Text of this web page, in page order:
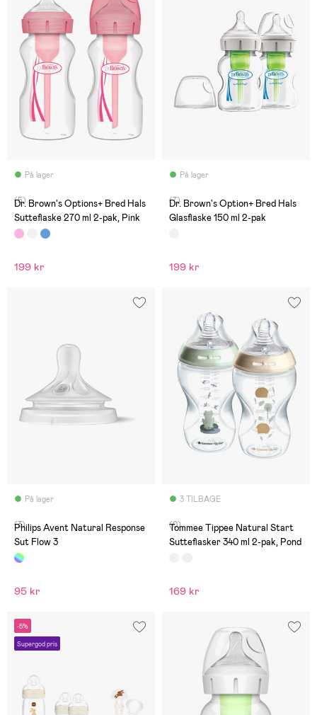
På lager
(5)
Dr. Brown's Options+ Bred Hals
Sutteflaske 270 ml 2-pak, Pink
199 kr
På lager
(7)
Dr. Brown's Option+ Bred Hals
Glasflaske 150 ml 2-pak
199 kr
På lager
(3)
Philips Avent Natural Response
Sut Flow 3
95 kr
3 TILBAGE
(0)
Tommee Tippee Natural Start
Sutteflasker 340 ml 2-pak, Pond
169 kr
-5%
Supergod pris